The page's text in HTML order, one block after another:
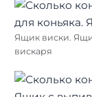
Ящик виски.
вискаря